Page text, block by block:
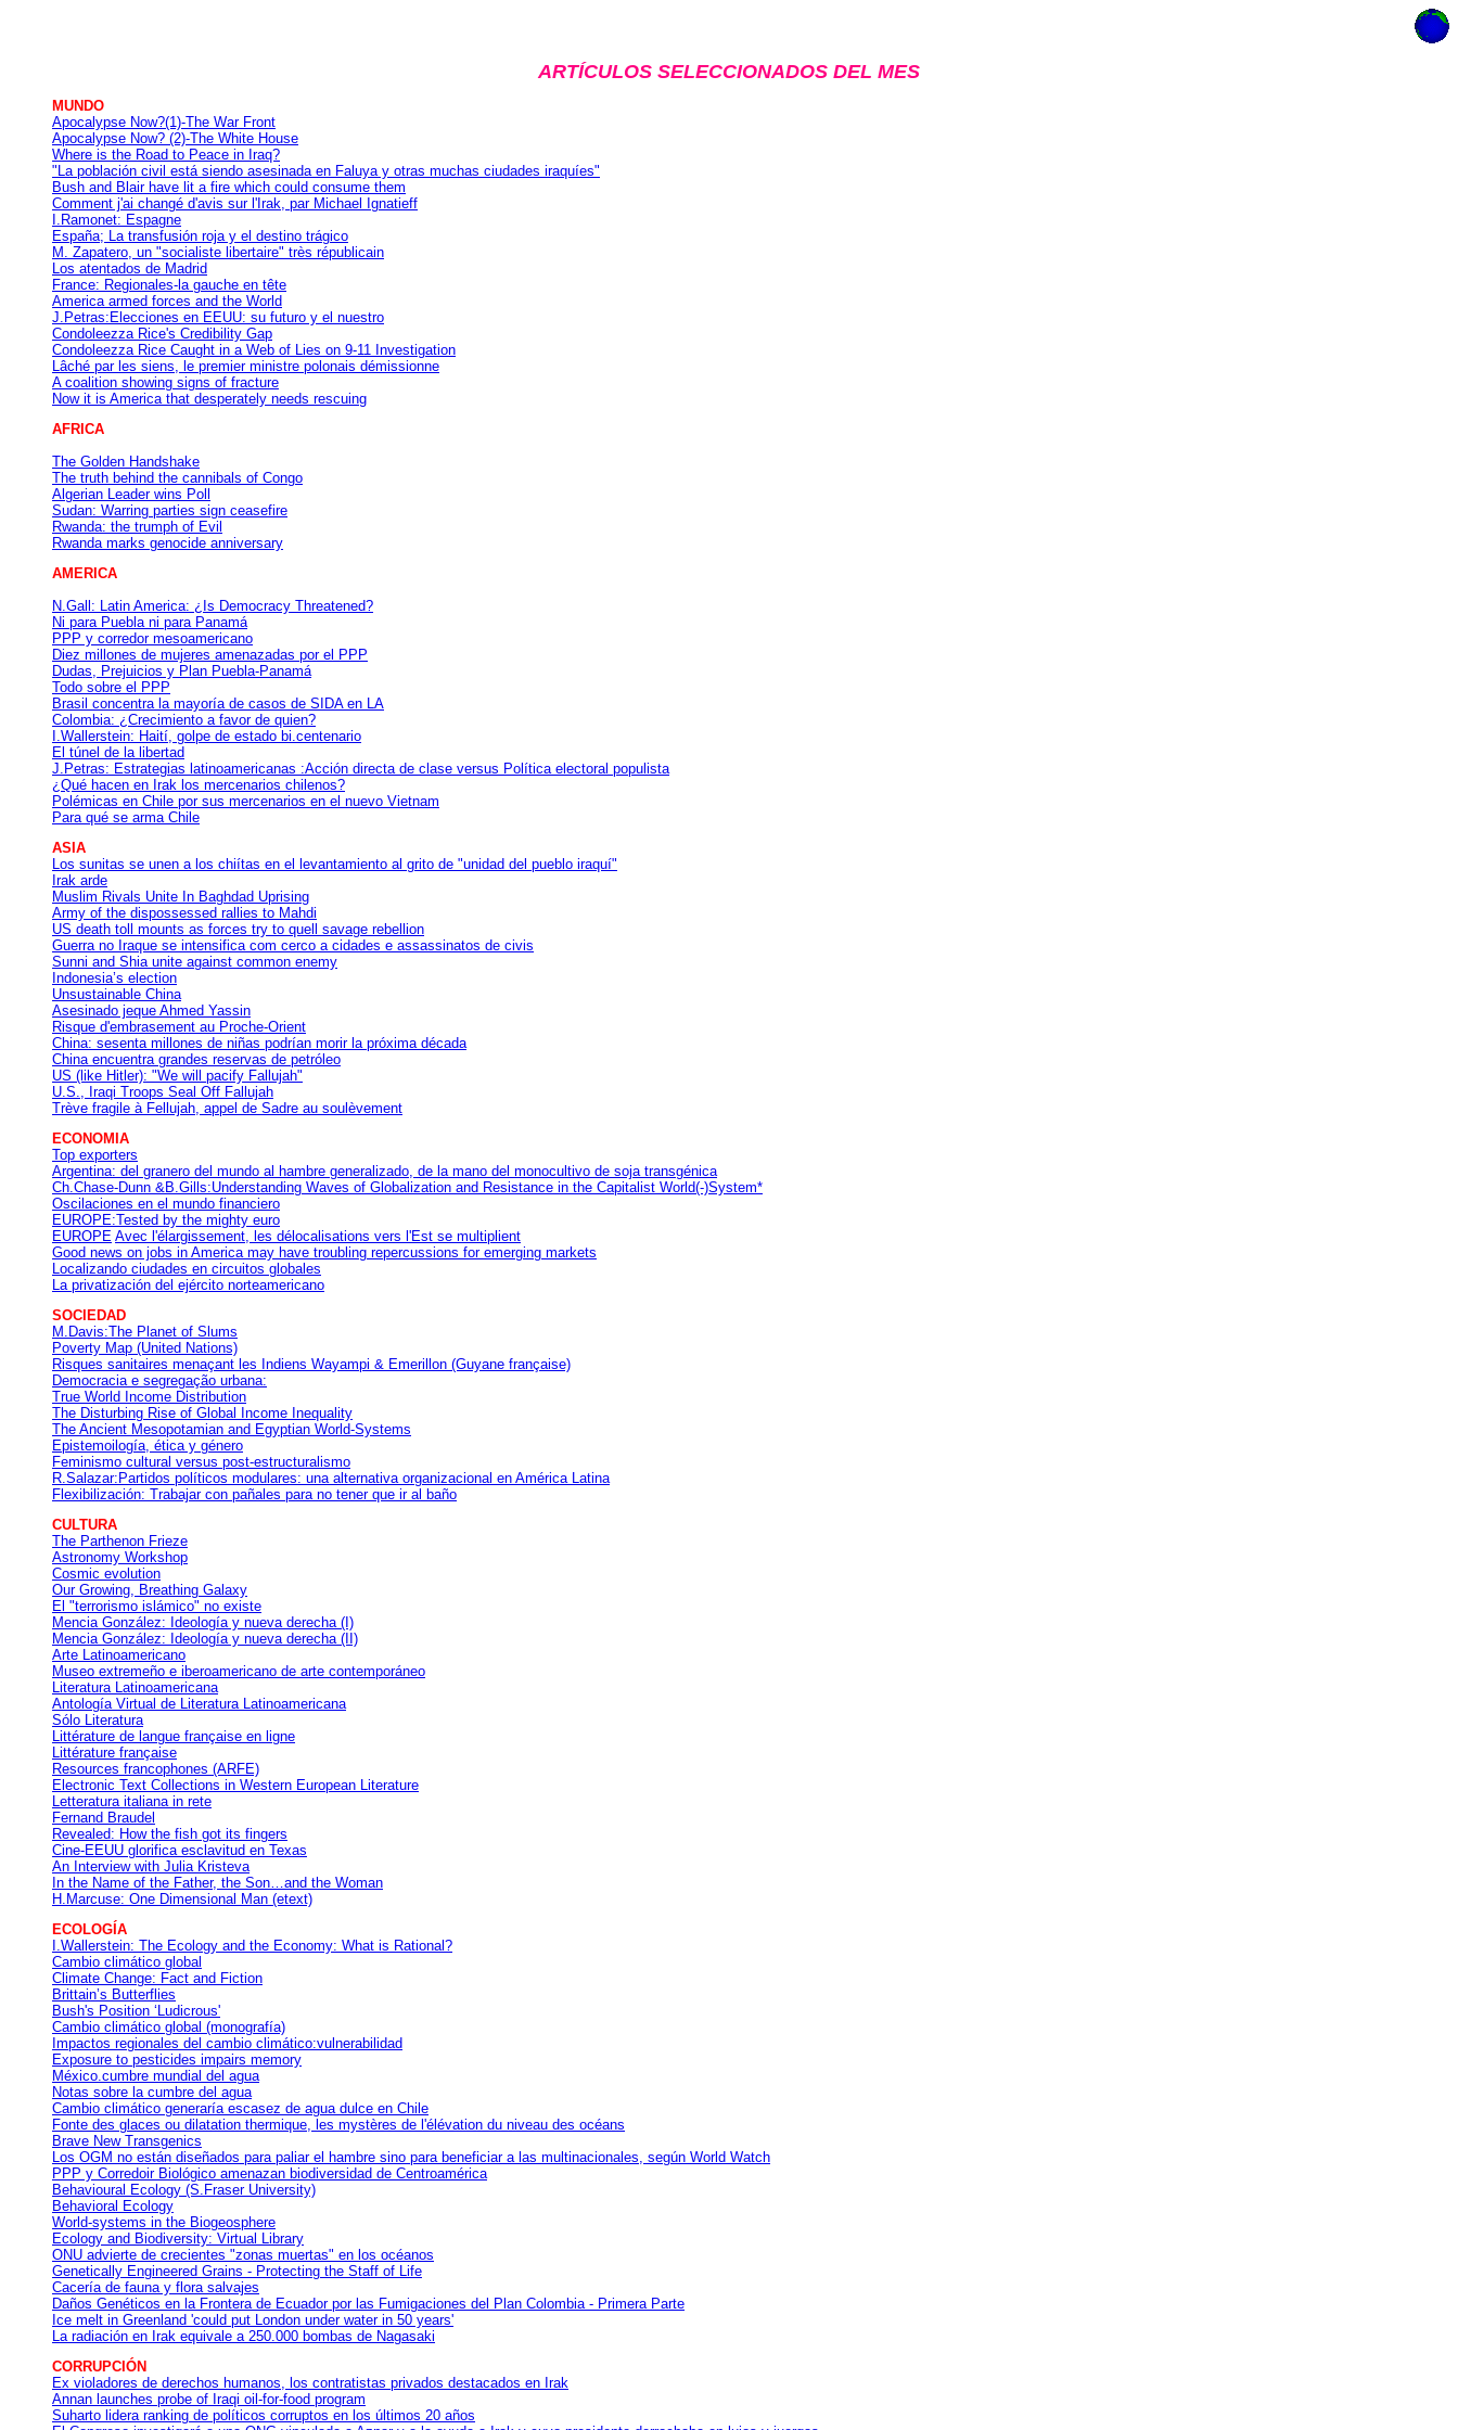
ARTÍCULOS SELECCIONADOS DEL MES
MUNDO
Apocalypse Now?(1)-The War Front
Apocalypse Now? (2)-The White House
Where is the Road to Peace in Iraq?
"La población civil está siendo asesinada en Faluya y otras muchas ciudades iraquíes"
Bush and Blair have lit a fire which could consume them
Comment j'ai changé d'avis sur l'Irak, par Michael Ignatieff
I.Ramonet: Espagne
España; La transfusión roja y el destino trágico
M. Zapatero, un "socialiste libertaire" très républicain
Los atentados de Madrid
France: Regionales-la gauche en tête
America armed forces and the World
J.Petras:Elecciones en EEUU: su futuro y el nuestro
Condoleezza Rice's Credibility Gap
Condoleezza Rice Caught in a Web of Lies on 9-11 Investigation
Lâché par les siens, le premier ministre polonais démissionne
A coalition showing signs of fracture
Now it is America that desperately needs rescuing
AFRICA
The Golden Handshake
The truth behind the cannibals of Congo
Algerian Leader wins Poll
Sudan: Warring parties sign ceasefire
Rwanda: the trumph of Evil
Rwanda marks genocide anniversary
AMERICA
N.Gall: Latin America: ¿Is Democracy Threatened?
Ni para Puebla ni para Panamá
PPP y corredor mesoamericano
Diez millones de mujeres amenazadas por el PPP
Dudas, Prejuicios y Plan Puebla-Panamá
Todo sobre el PPP
Brasil concentra la mayoría de casos de SIDA en LA
Colombia: ¿Crecimiento a favor de quien?
I.Wallerstein: Haití, golpe de estado bi.centenario
El túnel de la libertad
J.Petras: Estrategias latinoamericanas :Acción directa de clase versus Política electoral populista
¿Qué hacen en Irak los mercenarios chilenos?
Polémicas en Chile por sus mercenarios en el nuevo Vietnam
Para qué se arma Chile
ASIA
Los sunitas se unen a los chiítas en el levantamiento al grito de "unidad del pueblo iraquí"
Irak arde
Muslim Rivals Unite In Baghdad Uprising
Army of the dispossessed rallies to Mahdi
US death toll mounts as forces try to quell savage rebellion
Guerra no Iraque se intensifica com cerco a cidades e assassinatos de civis
Sunni and Shia unite against common enemy
Indonesia’s election
Unsustainable China
Asesinado jeque Ahmed Yassin
Risque d'embrasement au Proche-Orient
China: sesenta millones de niñas podrían morir la próxima década
China encuentra grandes reservas de petróleo
US (like Hitler): "We will pacify Fallujah"
U.S., Iraqi Troops Seal Off Fallujah
Trève fragile à Fellujah, appel de Sadre au soulèvement
ECONOMIA
Top exporters
Argentina: del granero del mundo al hambre generalizado, de la mano del monocultivo de soja transgénica
Ch.Chase-Dunn &B.Gills:Understanding Waves of Globalization and Resistance in the Capitalist World(-)System*
Oscilaciones en el mundo financiero
EUROPE:Tested by the mighty euro
EUROPE Avec l'élargissement, les délocalisations vers l'Est se multiplient
Good news on jobs in America may have troubling repercussions for emerging markets
Localizando ciudades en circuitos globales
La privatización del ejército norteamericano
SOCIEDAD
M.Davis:The Planet of Slums
Poverty Map (United Nations)
Risques sanitaires menaçant les Indiens Wayampi & Emerillon (Guyane française)
Democracia e segregação urbana:
True World Income Distribution
The Disturbing Rise of Global Income Inequality
The Ancient Mesopotamian and Egyptian World-Systems
Epistemoilogía, ética y género
Feminismo cultural versus post-estructuralismo
R.Salazar:Partidos políticos modulares: una alternativa organizacional en América Latina
Flexibilización: Trabajar con pañales para no tener que ir al baño
CULTURA
The Parthenon Frieze
Astronomy Workshop
Cosmic evolution
Our Growing, Breathing Galaxy
El "terrorismo islámico" no existe
Mencia González: Ideología y nueva derecha (I)
Mencia González: Ideología y nueva derecha (II)
Arte Latinoamericano
Museo extremeño e iberoamericano de arte contemporáneo
Literatura Latinoamericana
Antología Virtual de Literatura Latinoamericana
Sólo Literatura
Littérature de langue française en ligne
Littérature française
Resources francophones (ARFE)
Electronic Text Collections in Western European Literature
Letteratura italiana in rete
Fernand Braudel
Revealed: How the fish got its fingers
Cine-EEUU glorifica esclavitud en Texas
An Interview with Julia Kristeva
In the Name of the Father, the Son…and the Woman
H.Marcuse: One Dimensional Man (etext)
ECOLOGÍA
I.Wallerstein: The Ecology and the Economy: What is Rational?
Cambio climático global
Climate Change: Fact and Fiction
Brittain’s Butterflies
Bush's Position ‘Ludicrous'
Cambio climático global (monografía)
Impactos regionales del cambio climático:vulnerabilidad
Exposure to pesticides impairs memory
México.cumbre mundial del agua
Notas sobre la cumbre del agua
Cambio climático generaría escasez de agua dulce en Chile
Fonte des glaces ou dilatation thermique, les mystères de l'élévation du niveau des océans
Brave New Transgenics
Los OGM no están diseñados para paliar el hambre sino para beneficiar a las multinacionales, según World Watch
PPP y Corredoir Biológico amenazan biodiversidad de Centroamérica
Behavioural Ecology (S.Fraser University)
Behavioral Ecology
World-systems in the Biogeosphere
Ecology and Biodiversity: Virtual Library
ONU advierte de crecientes "zonas muertas" en los océanos
Genetically Engineered Grains - Protecting the Staff of Life
Cacería de fauna y flora salvajes
Daños Genéticos en la Frontera de Ecuador por las Fumigaciones del Plan Colombia - Primera Parte
Ice melt in Greenland 'could put London under water in 50 years'
La radiación en Irak equivale a 250.000 bombas de Nagasaki
CORRUPCIÓN
Ex violadores de derechos humanos, los contratistas privados destacados en Irak
Annan launches probe of Iraqi oil-for-food program
Suharto lidera ranking de políticos corruptos en los últimos 20 años